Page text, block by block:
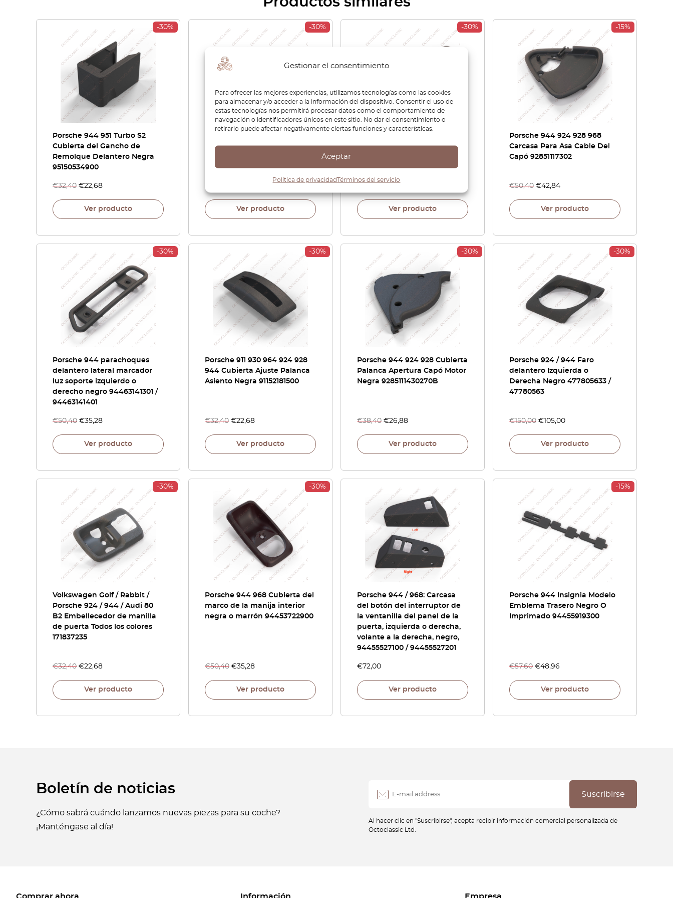
Gestionar el consentimiento
Para ofrecer las mejores experiencias, utilizamos tecnologías como las cookies
para almacenar y/o acceder a la información del dispositivo. Consentir el uso de
estas tecnologías nos permitirá procesar datos como el comportamiento de
navegación o identificadores únicos en este sitio. No dar el consentimiento o
retirarlo puede afectar negativamente ciertas funciones y características.
Aceptar
Política de privacidadTérminos del servicio
-30%
Porsche 944 951 Turbo S2
Cubierta del Gancho de
Remolque Delantero Negra
95150534900
€32,40 €22,68
Ver producto
-30%
Percha Juego De 2 Todos Los
Ver producto
-30%
Manija para cable de
92851117502
Ver producto
-15%
Porsche 944 924 928 968
Carcasa Para Asa Cable Del
Capó 92851117302
€50,40 €42,84
Ver producto
-30%
Porsche 944 parachoques
delantero lateral marcador
luz soporte izquierdo o
derecho negro 94463141301 /
94463141401
€50,40 €35,28
Ver producto
-30%
Porsche 911 930 964 924 928
944 Cubierta Ajuste Palanca
Asiento Negra 91152181500
€32,40 €22,68
Ver producto
-30%
Porsche 944 924 928 Cubierta
Palanca Apertura Capó Motor
Negra 9285111430270B
€38,40 €26,88
Ver producto
-30%
Porsche 924 / 944 Faro
delantero Izquierda o
Derecha Negro 477805633 /
47780563
€150,00 € 105,00
Ver producto
-30%
Volkswagen Golf / Rabbit /
Porsche 924 / 944 / Audi 80
B2 Embellecedor de manilla
de puerta Todos los colores
171837235
€32,40 €22,68
Ver producto
-30%
Porsche 944 968 Cubierta del
marco de la manija interior
negra o marrón 94453722900
€50,40 €35,28
Ver producto
Porsche 944 / 968: Carcasa
del botón del interruptor de
la ventanilla del panel de la
puerta, izquierda o derecha,
volante a la derecha, negro,
94455527100 / 94455527201
€72,00
Ver producto
-15%
Porsche 944 Insignia Modelo
Emblema Trasero Negro O
Imprimado 94455919300
€57,60 €48,96
Ver producto
Boletín de noticias
¿Cómo sabrá cuándo lanzamos nuevas piezas para su coche?
¡Manténgase al día!
Al hacer clic en "Suscribirse", acepta recibir información comercial personalizada de
Octoclassic Ltd.